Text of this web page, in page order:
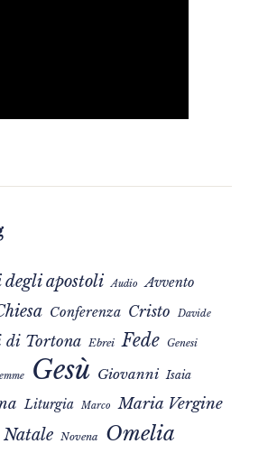
apostoli Audio Avvento
Conferenza Cristo Davide
di Tortona Ebrei Fede Genesi
Gesù Giovanni Isaia
Liturgia Marco Maria Vergine
Natale Novena Omelia